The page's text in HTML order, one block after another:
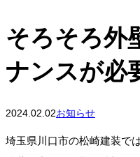
そろそろ外
ナンスが必
2024.02.02お知らせ
埼玉県川口市の松崎建装で